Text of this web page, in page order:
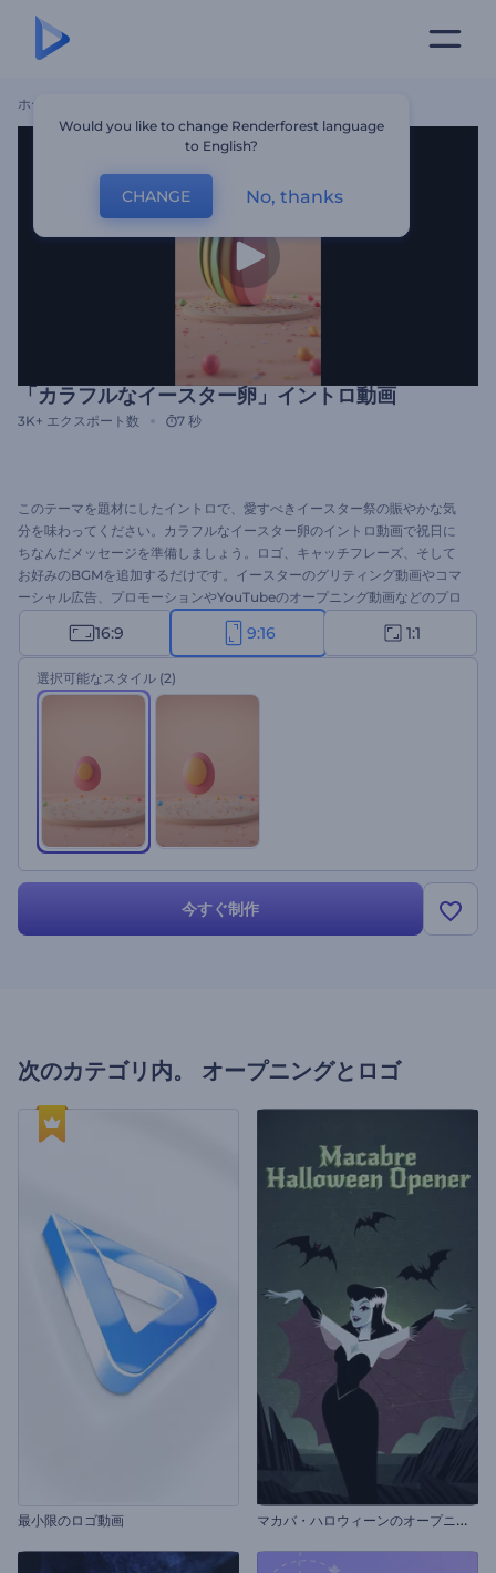
ホーム
「カラフルなイースター卵」イントロ動画
3K+ エクスポート数 7 秒
このテーマを題材にしたイントロで、愛すべきイースター祭の賑やかな気
分を味わってください。カラフルなイースター卵のイントロ動画で祝日に
ちなんだメッセージを準備しましょう。ロゴ、キャッチフレーズ、そして
お好みのBGMを追加するだけです。イースターのグリティング動画やコマ
ーシャル広告、プロモーションやYouTubeのオープニング動画などのプロ
ジェクトに最適です。数回クリックするだけで、聖なるイースター祭の精
神をプロジェクトに取り入れることができます。このテンプレートを今す
ぐお試しください！
16:9 9:16 1:1
選択可能なスタイル (2)
今すぐ制作
次のカテゴリ内。 オープニングとロゴ
最小限のロゴ動画 マ
カバ・ハロウィーンのオープニング動画
Would you like to change Renderforest language
to English?
CHANGE No, thanks